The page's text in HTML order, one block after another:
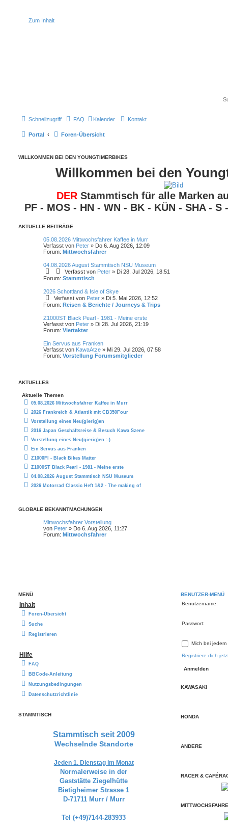
Zum Inhalt
Schnellzugriff FAQ Kalender Kontakt
Portal Foren-Übersicht
WILLKOMMEN BEI DEN YOUNGTIMERBIKES
Willkommen bei den
DERStammtisch für alle Marken
PF - MOS - HN - WN - BK - KÜN - SHA - S
AKTUELLE BEITRÄGE
05.08.2026 Mittwochsfahrer Kaffee in Murr
Verfasst von Peter » Do 6. Aug 2026, 12:09
Forum: Mittwochsfahrer
04.08.2026 August Stammtisch NSU Museum
Verfasst von Peter » Di 28. Jul 2026, 18:51
Forum: Stammtisch
2026 Schottland & Isle of Skye
Verfasst von Peter » Di 5. Mai 2026, 12:52
Forum: Reisen & Berichte / Journeys & Trips
Z1000ST Black Pearl - 1981 - Meine erste
Verfasst von Peter » Di 28. Jul 2026, 21:19
Forum: Viertakter
Ein Servus aus Franken
Verfasst von KawaAtze » Mi 29. Jul 2026, 07:58
Forum: Vorstellung Forumsmitglieder
AKTUELLES
Aktuelle Themen
05.08.2026 Mittwochsfahrer Kaffee in Murr
2026 Frankreich & Atlantik mit CB350Four
Vorstellung eines Neu(gierig)en
2016 Japan Geschäftsreise & Besuch Kawa Szene
Vorstellung eines Neu(gierig)en :-)
Ein Servus aus Franken
Z1000FI - Black Bikes Matter
Z1000ST Black Pearl - 1981 - Meine erste
04.08.2026 August Stammtisch NSU Museum
2026 Motorrad Classic Heft 1&2 - The making of
GLOBALE BEKANNTMACHUNGEN
Mittwochsfahrer Vorstellung
von Peter » Do 6. Aug 2026, 11:27
Forum: Mittwochsfahrer
MENÜ
Inhalt
Foren-Übersicht
Suche
Registrieren
Hilfe
FAQ
BBCode-Anleitung
Nutzungsbedingungen
Datenschutzrichtlinie
STAMMTISCH
Stammtisch seit 2009
Wechselnde Standorte
Jeden 1. Dienstag im Monat
Normalerweise in der
Gaststätte Ziegelhütte
Bietigheimer Strasse 1
D-71711 Murr / Murr
Tel (+49)7144-283933
BENUTZER-MENÜ
Benutzername:
Passwort:
Mich bei
Registriere dich
KAWASAKI
HONDA
ANDERE
RACER &